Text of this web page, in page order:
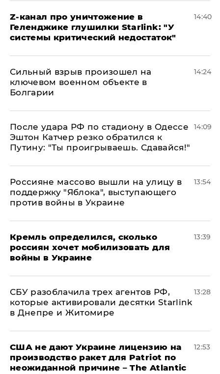
Z-канал про уничтожение в
Геленджике глушилки Starlink: "У
системы критический недостаток"
14:40
Сильный взрыв произошел на
ключевом военном объекте в
Болгарии
14:24
После удара РФ по стадиону в Одессе
Эштон Катчер резко обратился к
Путину: "Ты проигрываешь. Сдавайся!"
14:09
Россияне массово вышли на улицу в
поддержку "Яблока", выступающего
против войны в Украине
13:54
Кремль определился, сколько
россиян хочет мобилизовать для
войны в Украине
13:39
СБУ разоблачила трех агентов РФ,
которые активировали десятки Starlink
в Днепре и Житомире
13:28
США не дают Украине лицензию на
производство ракет для Patriot по
неожиданной причине – The Atlantic
12:53